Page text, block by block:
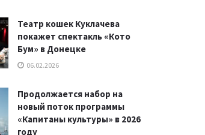
Театр кошек Куклачева
покажет спектакль «Кото
Бум» в Донецке
06.02.2026
Продолжается набор на
новый поток программы
«Капитаны культуры» в 2026
году